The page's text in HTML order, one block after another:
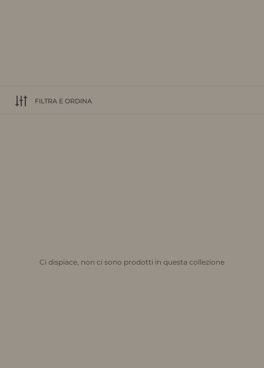
FILTRA E ORDINA
Ci dispiace, non ci sono prodotti in questa collezione